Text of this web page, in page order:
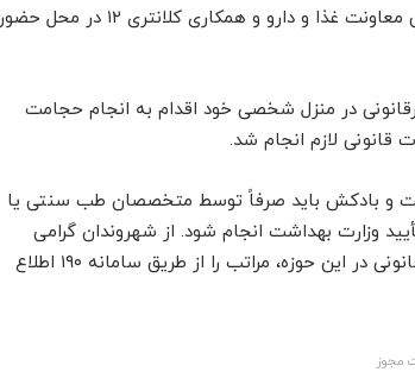
گزارش یکی از شهروندان، کارشناسان این اداره با هماهنگی معاونت غذا و دارو و همکاری کلانتری ۱۲ در محل حضور
در منزل شخصی خود اقدام به انجام حجامت
لازم انجام شد.
و بادکش باید صرفاً توسط متخصصان طب سنتی یا
وزارت بهداشت انجام شود. از شهروندان گرامی
درخواست می‌شود در صورت مشاهده هرگونه فعالیت غیرقانونی در این حوزه، مراتب را از طریق سامانه ۱۹۰ اطلاع
مجوز